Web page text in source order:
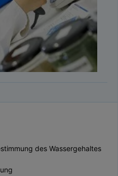
des Wassergehaltes